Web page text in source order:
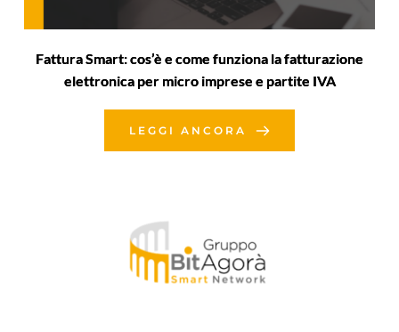
Fattura Smart: cos’è e come funziona la fatturazione
elettronica per micro imprese e partite IVA
LEGGI ANCORA